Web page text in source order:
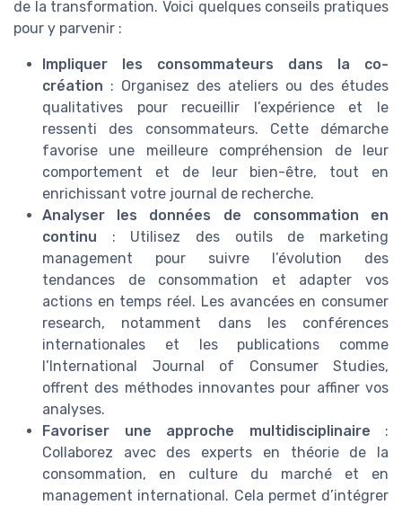
de la transformation. Voici quelques conseils pratiques
pour y parvenir :
Impliquer les consommateurs dans la co-
création : Organisez des ateliers ou des études
qualitatives pour recueillir l’expérience et le
ressenti des consommateurs. Cette démarche
favorise une meilleure compréhension de leur
comportement et de leur bien-être, tout en
enrichissant votre journal de recherche.
Analyser les données de consommation en
continu : Utilisez des outils de marketing
management pour suivre l’évolution des
tendances de consommation et adapter vos
actions en temps réel. Les avancées en consumer
research, notamment dans les conférences
internationales et les publications comme
l’International Journal of Consumer Studies,
offrent des méthodes innovantes pour affiner vos
analyses.
Favoriser une approche multidisciplinaire :
Collaborez avec des experts en théorie de la
consommation, en culture du marché et en
management international. Cela permet d’intégrer